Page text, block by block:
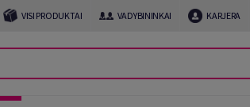
VISI PRODUKTAI VADYBININKAI KARJERA